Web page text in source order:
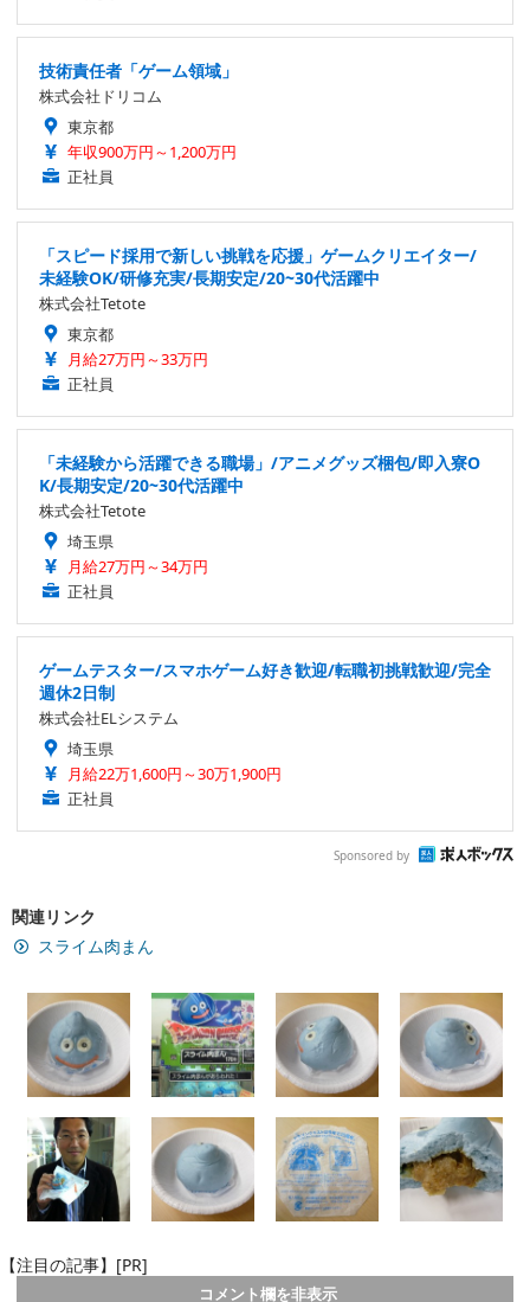
技術責任者「ゲーム領域」
株式会社ドリコム
東京都
年収900万円～1,200万円
正社員
「スピード採用で新しい挑戦を応援」ゲームクリエイター/
未経験OK/研修充実/長期安定/20~30代活躍中
株式会社Tetote
東京都
月給27万円～33万円
正社員
「未経験から活躍できる職場」/アニメグッズ梱包/即入寮O
K/長期安定/20~30代活躍中
株式会社Tetote
埼玉県
月給27万円～34万円
正社員
ゲームテスター/スマホゲーム好き歓迎/転職初挑戦歓迎/完全
週休2日制
株式会社ELシステム
埼玉県
月給22万1,600円～30万1,900円
正社員
Sponsored by
関連リンク
スライム肉まん
【注目の記事】[PR]
コメント欄を非表示